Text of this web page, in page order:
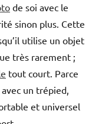
de soi avec le
sinon plus. Cette
utilise un objet
très rarement ;
tout court. Parce
un trépied,
et universel